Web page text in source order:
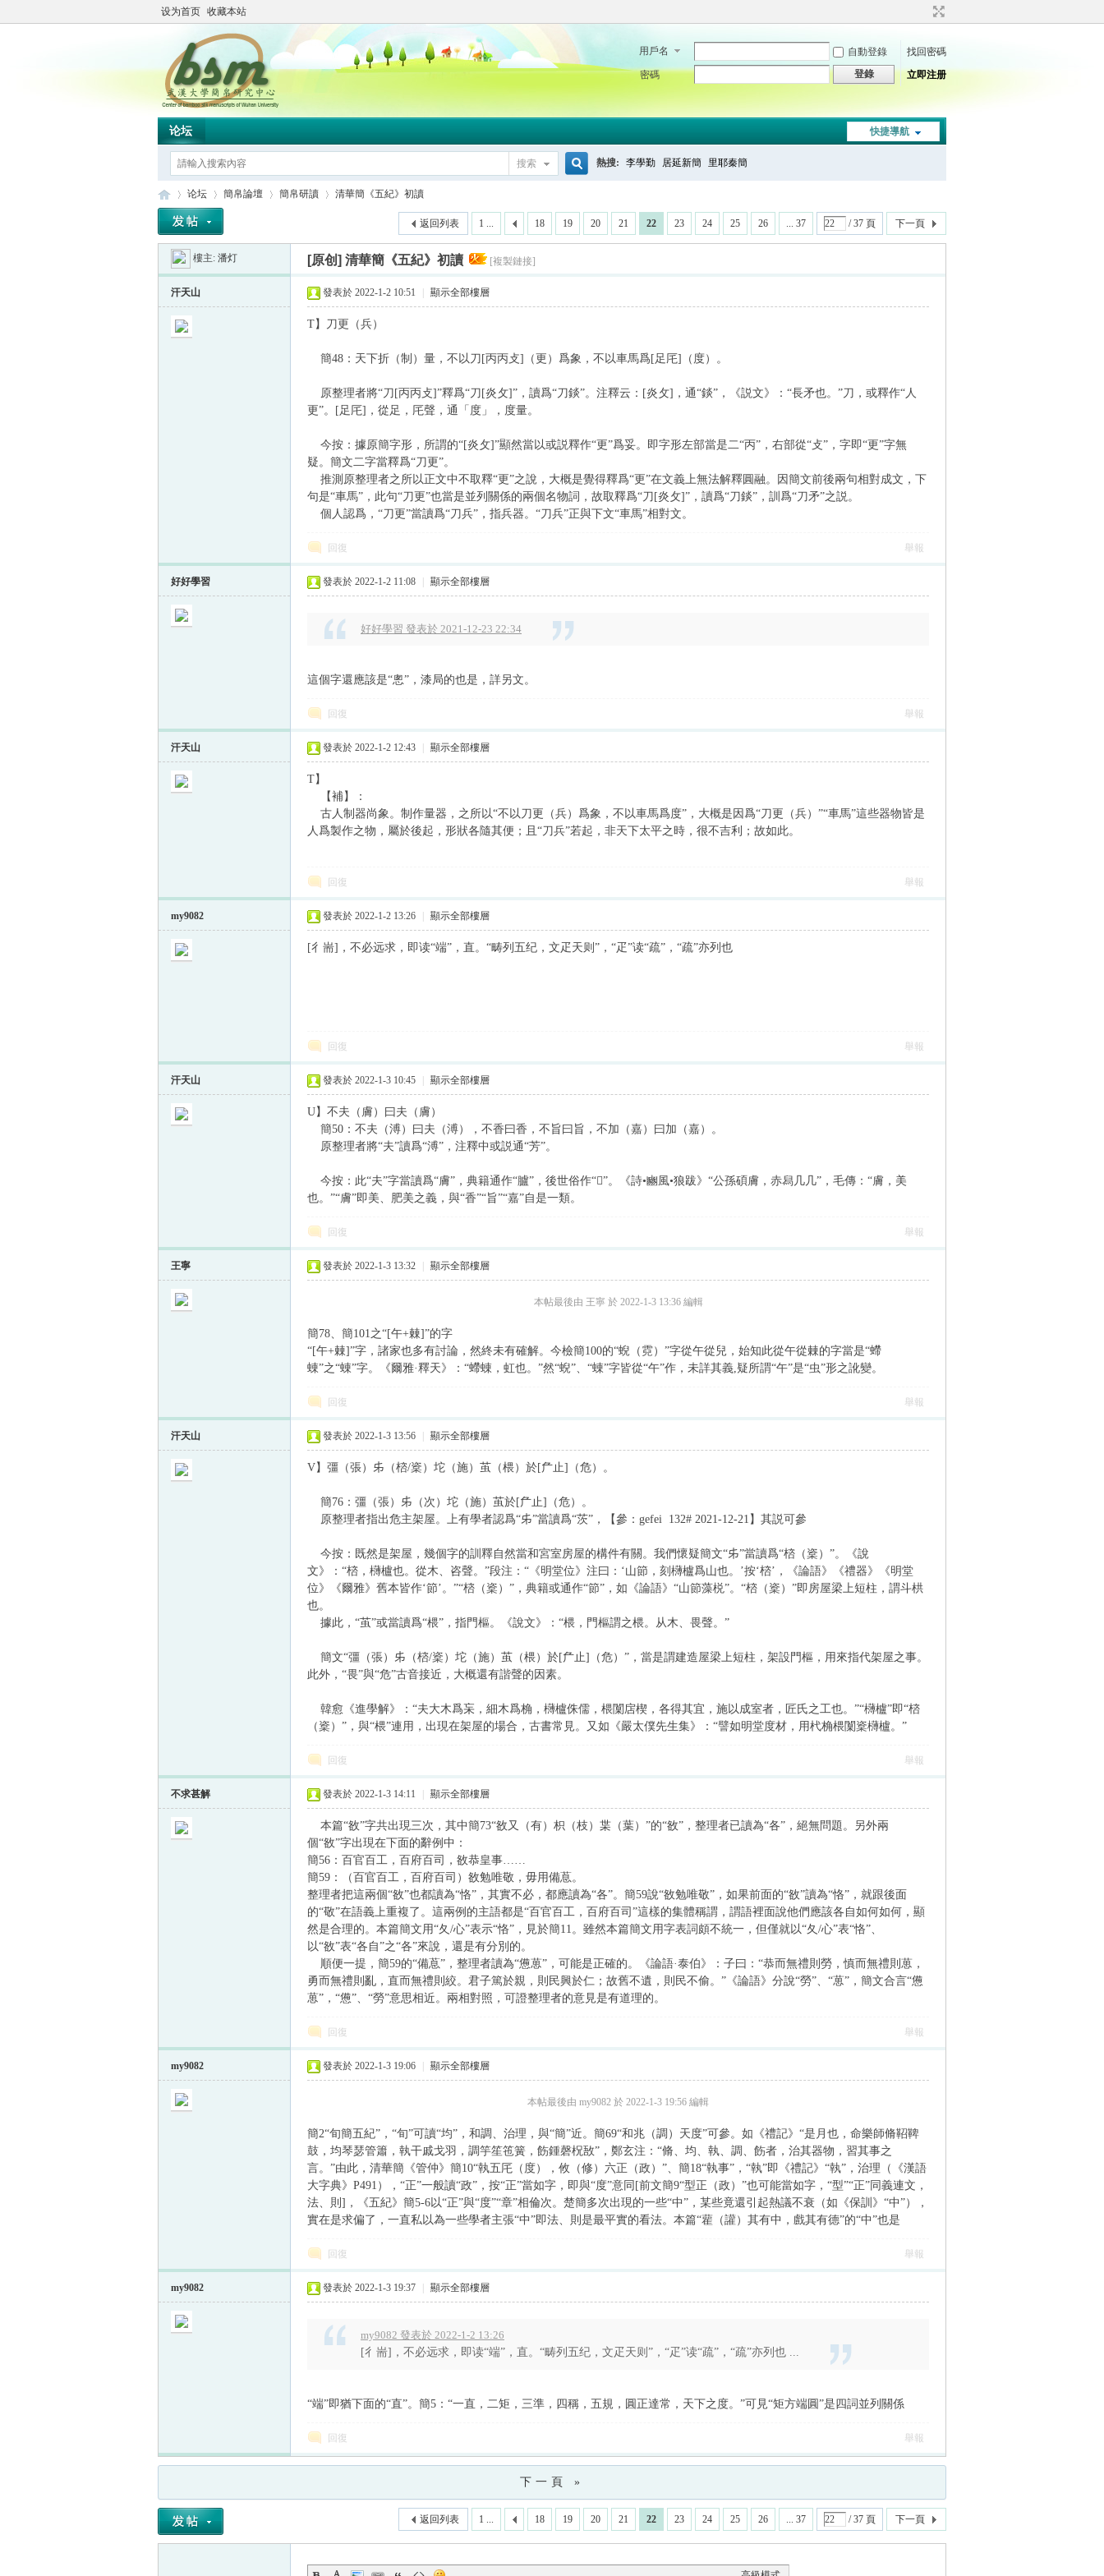
设为首页 收藏本站
用戶名 自動登錄
找回密碼
密碼
登錄 立即注册
快捷導航
论坛
搜索 熱搜: 李學勤 居延新簡 里耶秦簡
网
»
论坛
›
簡帛論壇 簡帛研讀
›
清華簡《五紀》初讀
1 ... 18 19 20 21 22 23 24 25 26 ... 37 / 37 頁 下一頁
返回列表
樓主: 潘灯 [原创] 清華簡《五紀》初讀 [複製鏈接]
汗天山 發表於 2022-1-2 10:51 顯示全部樓層
T】刀更（兵）
簡48：天下折（制）量，不以刀[丙丙攴]（更）爲象，不以車馬爲[足厇]（度）。
原整理者將“刀[丙丙攴]”釋爲“刀[炎攵]”，讀爲“刀錟”。注釋云：[炎攵]，通“錟”，《説文》：“長矛也。”刀，或釋作“人
更”。[足厇]，從足，厇聲，通「度」，度量。
今按：據原簡字形，所謂的“[炎攵]”顯然當以或説釋作“更”爲妥。即字形左部當是二“丙”，右部從“攴”，字即“更”字無
疑。簡文二字當釋爲“刀更”。
推測原整理者之所以正文中不取釋“更”之說，大概是覺得釋爲“更”在文義上無法解釋圓融。因簡文前後兩句相對成文，下
句是“車馬”，此句“刀更”也當是並列關係的兩個名物詞，故取釋爲“刀[炎攵]”，讀爲“刀錟”，訓爲“刀矛”之説。
個人認爲，“刀更”當讀爲“刀兵”，指兵器。“刀兵”正與下文“車馬”相對文。
回復 舉報
好好學習 發表於 2022-1-2 11:08 顯示全部樓層
好好學習 發表於 2021-12-23 22:34
這個字還應該是“悤”，漆局的也是，詳另文。
回復 舉報
汗天山 發表於 2022-1-2 12:43 顯示全部樓層
T】
【補】：
古人制器尚象。制作量器，之所以“不以刀更（兵）爲象，不以車馬爲度”，大概是因爲“刀更（兵）”“車馬”這些器物皆是
人爲製作之物，屬於後起，形狀各隨其便；且“刀兵”若起，非天下太平之時，很不吉利；故如此。
回復 舉報
my9082 發表於 2022-1-2 13:26 顯示全部樓層
[彳耑]，不必远求，即读“端”，直。“畴列五纪，文疋天则”，“疋”读“疏”，“疏”亦列也
回復 舉報
汗天山 發表於 2022-1-3 10:45 顯示全部樓層
U】不夫（膚）曰夫（膚）
簡50：不夫（溥）曰夫（溥），不香曰香，不旨曰旨，不加（嘉）曰加（嘉）。
原整理者將“夫”讀爲“溥”，注釋中或説通“芳”。
今按：此“夫”字當讀爲“膚”，典籍通作“臚”，後世俗作“𦢚”。《詩•豳風•狼跋》“公孫碩膚，赤舄几几”，毛傳：“膚，美
也。”“膚”即美、肥美之義，與“香”“旨”“嘉”自是一類。
回復 舉報
王寧 發表於 2022-1-3 13:32 顯示全部樓層
本帖最後由 王寧 於 2022-1-3 13:36 編輯
簡78、簡101之“[午+㯥]”的字
“[午+㯥]”字，諸家也多有討論，然終未有確解。今檢簡100的“蜺（霓）”字從午從兒，始知此從午從㯥的字當是“螮
蝀”之“蝀”字。《爾雅·釋天》：“螮蝀，虹也。”然“蜺”、“蝀”字皆從“午”作，未詳其義,疑所謂“午”是“虫”形之訛變。
回復 舉報
汗天山 發表於 2022-1-3 13:56 顯示全部樓層
V】彊（張）𠂔（㮞/楶）坨（施）茧（椳）於[厃止]（危）。
簡76：彊（張）𠂔（次）坨（施）茧於[厃止]（危）。
原整理者指出危主架屋。上有學者認爲“𠂔”當讀爲“茨”，【參：gefei 132# 2021-12-21】其説可參
今按：既然是架屋，幾個字的訓釋自然當和宮室房屋的構件有關。我們懷疑簡文“𠂔”當讀爲“㮞（楶）”。《說
文》：“㮞，欂櫨也。從木、咨聲。”段注：“《明堂位》注曰：‘山節，刻欂櫨爲山也。’按‘㮞’，《論語》《禮器》《明堂
位》《爾雅》舊本皆作‘節’。”“㮞（楶）”，典籍或通作“節”，如《論語》“山節藻棁”。“㮞（楶）”即房屋梁上短柱，謂斗栱
也。
據此，“茧”或當讀爲“椳”，指門樞。《說文》：“椳，門樞謂之椳。从木、畏聲。”
簡文“彊（張）𠂔（㮞/楶）坨（施）茧（椳）於[厃止]（危）”，當是謂建造屋梁上短柱，架設門樞，用來指代架屋之事。
此外，“畏”與“危”古音接近，大概還有諧聲的因素。
韓愈《進學解》：“夫大木爲杗，細木爲桷，欂櫨侏儒，椳闑扂楔，各得其宜，施以成室者，匠氏之工也。”“欂櫨”即“㮞
（楶）”，與“椳”連用，出現在架屋的場合，古書常見。又如《嚴太僕先生集》：“譬如明堂度材，用杙桷椳闑楶欂櫨。”
回復 舉報
不求甚解 發表於 2022-1-3 14:11 顯示全部樓層
本篇“敋”字共出現三次，其中簡73“敋又（有）枳（枝）枼（葉）”的“敋”，整理者已讀為“各”，絕無問題。另外兩
個“敋”字出現在下面的辭例中：
簡56：百官百工，百府百司，敋恭皇事……
簡59：（百官百工，百府百司）敋勉唯敬，毋用備蒠。
整理者把這兩個“敋”也都讀為“恪”，其實不必，都應讀為“各”。簡59說“敋勉唯敬”，如果前面的“敋”讀為“恪”，就跟後面
的“敬”在語義上重複了。這兩例的主語都是“百官百工，百府百司”這樣的集體稱謂，謂語裡面說他們應該各自如何如何，顯
然是合理的。本篇簡文用“夂/心”表示“恪”，見於簡11。雖然本篇簡文用字表詞頗不統一，但僅就以“夂/心”表“恪”、
以“敋”表“各自”之“各”來說，還是有分別的。
順便一提，簡59的“備蒠”，整理者讀為“憊葸”，可能是正確的。《論語·泰伯》：子曰：“恭而無禮則勞，慎而無禮則葸，
勇而無禮則亂，直而無禮則絞。君子篤於親，則民興於仁；故舊不遺，則民不偷。”《論語》分說“勞”、“葸”，簡文合言“憊
葸”，“憊”、“勞”意思相近。兩相對照，可證整理者的意見是有道理的。
回復 舉報
my9082 發表於 2022-1-3 19:06 顯示全部樓層
本帖最後由 my9082 於 2022-1-3 19:56 編輯
簡2“旬簡五紀”，“旬”可讀“均”，和調、治理，與“簡”近。簡69“和兆（調）天度”可參。如《禮記》“是月也，命樂師脩鞀鞞
鼓，均琴瑟管簫，執干戚戈羽，調竽笙竾簧，飭鍾磬柷敔”，鄭玄注：“脩、均、執、調、飭者，治其器物，習其事之
言。”由此，清華簡《管仲》簡10“執五厇（度），攸（修）六正（政）”、簡18“執事”，“執”即《禮記》“執”，治理（《漢語
大字典》P491），“正”一般讀“政”，按“正”當如字，即與“度”意同[前文簡9“型正（政）”也可能當如字，“型”“正”同義連文，
法、則]，《五紀》簡5-6以“正”與“度”“章”相倫次。楚簡多次出現的一些“中”，某些竟還引起熱議不衰（如《保訓》“中”），
實在是求偏了，一直私以為一些學者主張“中”即法、則是最平實的看法。本篇“雚（讙）其有中，戲其有德”的“中”也是
回復 舉報
my9082 發表於 2022-1-3 19:37 顯示全部樓層
my9082 發表於 2022-1-2 13:26
[彳耑]，不必远求，即读“端”，直。“畴列五纪，文疋天则”，“疋”读“疏”，“疏”亦列也 ...
“端”即猶下面的“直”。簡5：“一直，二矩，三準，四稱，五規，圓正達常，天下之度。”可見“矩方端圓”是四詞並列關係
回復 舉報
下一頁 »
1 ... 18 19 20 21 22 23 24 25 26 ... 37 / 37 頁 下一頁
返回列表